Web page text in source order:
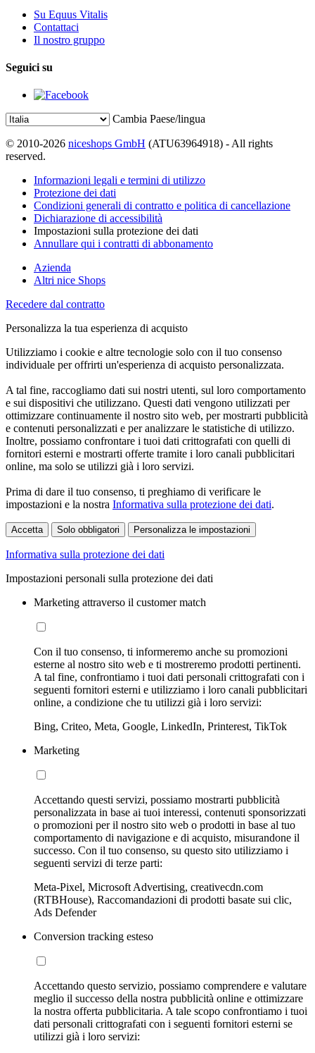
Su Equus Vitalis
Contattaci
Il nostro gruppo
Seguici su
Cambia Paese/lingua
© 2010-2026 niceshops GmbH (ATU63964918) - All rights
reserved.
Informazioni legali e termini di utilizzo
Protezione dei dati
Condizioni generali di contratto e politica di cancellazione
Dichiarazione di accessibilità
Impostazioni sulla protezione dei dati
Annullare qui i contratti di abbonamento
Azienda
Altri nice Shops
Recedere dal contratto
Personalizza la tua esperienza di acquisto
Utilizziamo i cookie e altre tecnologie solo con il tuo consenso
individuale per offrirti un'esperienza di acquisto personalizzata.
A tal fine, raccogliamo dati sui nostri utenti, sul loro comportamento
e sui dispositivi che utilizzano. Questi dati vengono utilizzati per
ottimizzare continuamente il nostro sito web, per mostrarti pubblicità
e contenuti personalizzati e per analizzare le statistiche di utilizzo.
Inoltre, possiamo confrontare i tuoi dati crittografati con quelli di
fornitori esterni e mostrarti offerte tramite i loro canali pubblicitari
online, ma solo se utilizzi già i loro servizi.
Prima di dare il tuo consenso, ti preghiamo di verificare le
impostazioni e la nostra Informativa sulla protezione dei dati.
Accetta Solo obbligatori Personalizza le impostazioni
Informativa sulla protezione dei dati
Impostazioni personali sulla protezione dei dati
Marketing attraverso il customer match
Con il tuo consenso, ti informeremo anche su promozioni
esterne al nostro sito web e ti mostreremo prodotti pertinenti.
A tal fine, confrontiamo i tuoi dati personali crittografati con i
seguenti fornitori esterni e utilizziamo i loro canali pubblicitari
online, a condizione che tu utilizzi già i loro servizi:
Bing, Criteo, Meta, Google, LinkedIn, Printerest, TikTok
Marketing
Accettando questi servizi, possiamo mostrarti pubblicità
personalizzata in base ai tuoi interessi, contenuti sponsorizzati
o promozioni per il nostro sito web o prodotti in base al tuo
comportamento di navigazione e di acquisto, misurandone il
successo. Con il tuo consenso, su questo sito utilizziamo i
seguenti servizi di terze parti:
Meta-Pixel, Microsoft Advertising, creativecdn.com
(RTBHouse), Raccomandazioni di prodotti basate sui clic,
Ads Defender
Conversion tracking esteso
Accettando questo servizio, possiamo comprendere e valutare
meglio il successo della nostra pubblicità online e ottimizzare
la nostra offerta pubblicitaria. A tale scopo confrontiamo i tuoi
dati personali crittografati con i seguenti fornitori esterni se
utilizzi già i loro servizi: